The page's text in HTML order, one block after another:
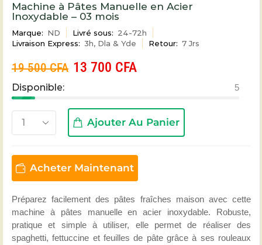
Machine à Pâtes Manuelle en Acier
Inoxydable – 03 mois
Marque: ND Livré sous: 24-72h
Livraison Express: 3h, Dla & Yde Retour: 7 Jrs
19 500CFA 13 700 CFA
Disponible: 5
Ajouter Au Panier
Acheter Maintenant
Préparez facilement des pâtes fraîches maison avec cette
machine à pâtes manuelle en acier inoxydable. Robuste,
pratique et simple à utiliser, elle permet de réaliser des
spaghetti, fettuccine et feuilles de pâte grâce à ses rouleaux